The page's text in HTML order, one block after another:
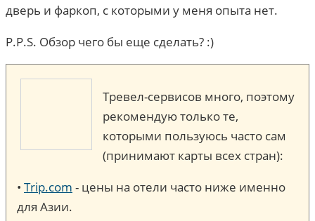
дверь и фаркоп, с которыми у меня опыта нет.
P.P.S. Обзор чего бы еще сделать? :)
Тревел-сервисов много, поэтому
рекомендую только те,
которыми пользуюсь часто сам
(принимают карты всех стран):
• Trip.com - цены на отели часто ниже именно
для Азии.